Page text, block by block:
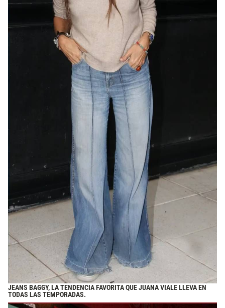
JEANS BAGGY, LA TENDENCIA FAVORITA QUE JUANA VIALE LLEVA EN
TODAS LAS TEMPORADAS.